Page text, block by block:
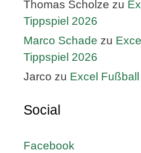
Thomas Scholze zu
Tippspiel 2026
Marco Schade zu
Tippspiel 2026
Jarco zu Excel
Social
Facebook